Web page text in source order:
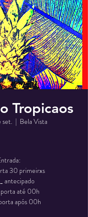
Tropicaos
set.
  |
Bela Vista
30 primeirxs
antecipado
até 00h
após 00h